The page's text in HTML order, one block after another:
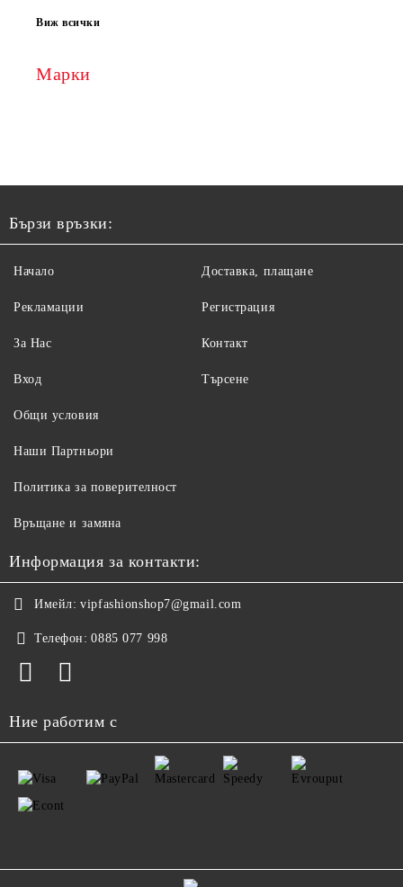
Виж всички
Марки
Бързи връзки:
Начало
Рекламации
За Нас
Вход
Доставка, плащане
Регистрация
Контакт
Търсене
Общи условия
Наши Партньори
Политика за поверителност
Връщане и замяна
Информация за контакти:
Имейл: vipfashionshop7@gmail.com
Телефон: 0885 077 998
Ние работим с